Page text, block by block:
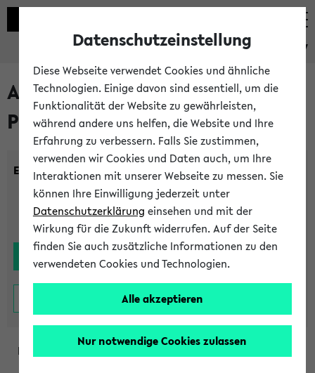
eKVV
Alle noch stattfindenden
Prüfungen
Einrichtung:
Datenschutzeinstellung
Diese Webseite verwendet Cookies und ähnliche
Technologien. Einige davon sind essentiell, um die
Funktionalität der Website zu gewährleisten,
während andere uns helfen, die Website und Ihre
Erfahrung zu verbessern. Falls Sie zustimmen,
verwenden wir Cookies und Daten auch, um Ihre
Interaktionen mit unserer Webseite zu messen. Sie
können Ihre Einwilligung jederzeit unter
Datenschutzerklärung einsehen und mit der
Wirkung für die Zukunft widerrufen. Auf der Seite
finden Sie auch zusätzliche Informationen zu den
verwendeten Cookies und Technologien.
Alle akzeptieren
Nur notwendige Cookies zulassen